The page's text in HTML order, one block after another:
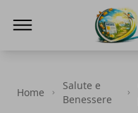
Home
Salute e
Benessere